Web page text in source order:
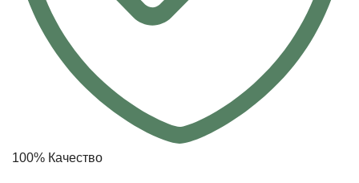
100% Качество